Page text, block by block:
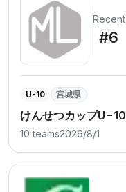
Recent
#6
U-10 宮城県
けんせつカップU−10
10 teams2026/8/1